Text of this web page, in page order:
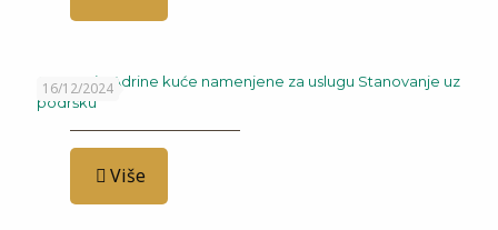
16/12/2024
Otvaranje Adrine kuće namenjene za uslugu Stanovanje uz
podršku
Više